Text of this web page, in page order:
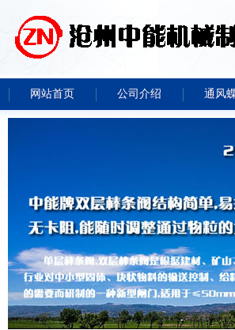
网站首页 公司介绍 通风